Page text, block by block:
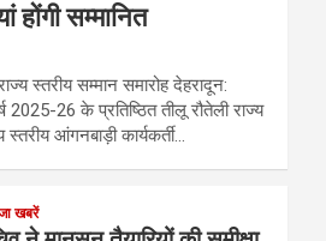
होंगी सम्मानित
स्तरीय सम्मान समारोह देहरादून:
2025-26 के प्रतिष्ठित तीलू रौतेली राज्य
आंगनबाड़ी कार्यकर्ती…
खबरें